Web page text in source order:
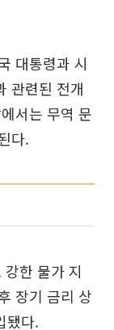
대통령과 시
관련된 전개
서는 무역 문
다.
한 물가 지
장기 금리 상
됐다.